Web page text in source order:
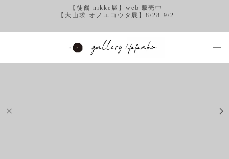
【徒爾 nikke展】web 販売中
【大山求 オノエコウタ展】8/28-9/2